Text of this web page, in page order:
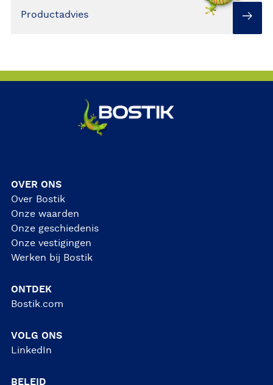
Productadvies
OVER ONS
Over Bostik
Onze waarden
Onze geschiedenis
Onze vestigingen
Werken bij Bostik
ONTDEK
Bostik.com
VOLG ONS
LinkedIn
BELEID